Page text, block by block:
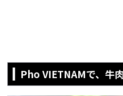
Pho VIETNAMで、牛